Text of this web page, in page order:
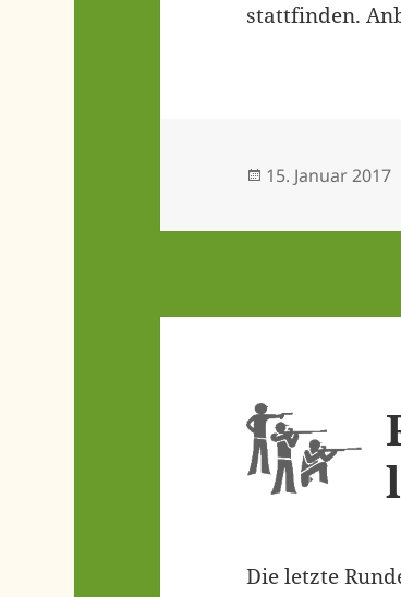
statt­fin­den.
Veröffentlicht
15. Januar 2017
Die letz­te